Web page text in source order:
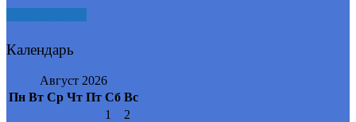
Календарь
Август 2026
Пн Вт Ср Чт Пт Сб Вс
1
2